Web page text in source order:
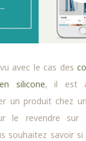
avec le cas des
silicone, il est
un produit chez
le revendre sur
souhaitez savoir